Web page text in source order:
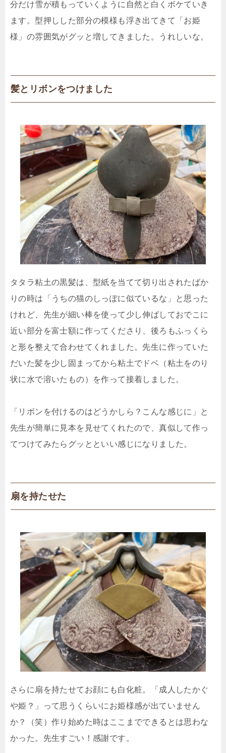
分だけ雪が積もっていくように自然と白くボケていき
ます。型押しした部分の模様も浮き出てきて「お姫
様」の雰囲気がグッと増してきました。うれしいな。
髪とリボンをつけました
タタラ粘土の黒髪は、型紙を当てて切り出されたばか
りの時は「うちの猫のしっぽに似ているな」と思った
けれど、先生が細い棒を使って少し伸ばしておでこに
近い部分を富士額に作ってくださり、後ろもふっくら
と形を整えて合わせてくれました。先生に作っていた
だいた髪を少し固まってから粘土でドベ（粘土をのり
状に水で溶いたもの）を作って接着しました。
「リボンを付けるのはどうかしら？こんな感じに」と
先生が簡単に見本を見せてくれたので、真似して作っ
てつけてみたらグッとといい感じになりました。
扇を持たせた
さらに扇を持たせてお顔にも白化粧。「成人したかぐ
や姫？」って思うくらいにお姫様感が出ていません
か？（笑）作り始めた時はここまでできるとは思わな
かった。先生すごい！感謝です。